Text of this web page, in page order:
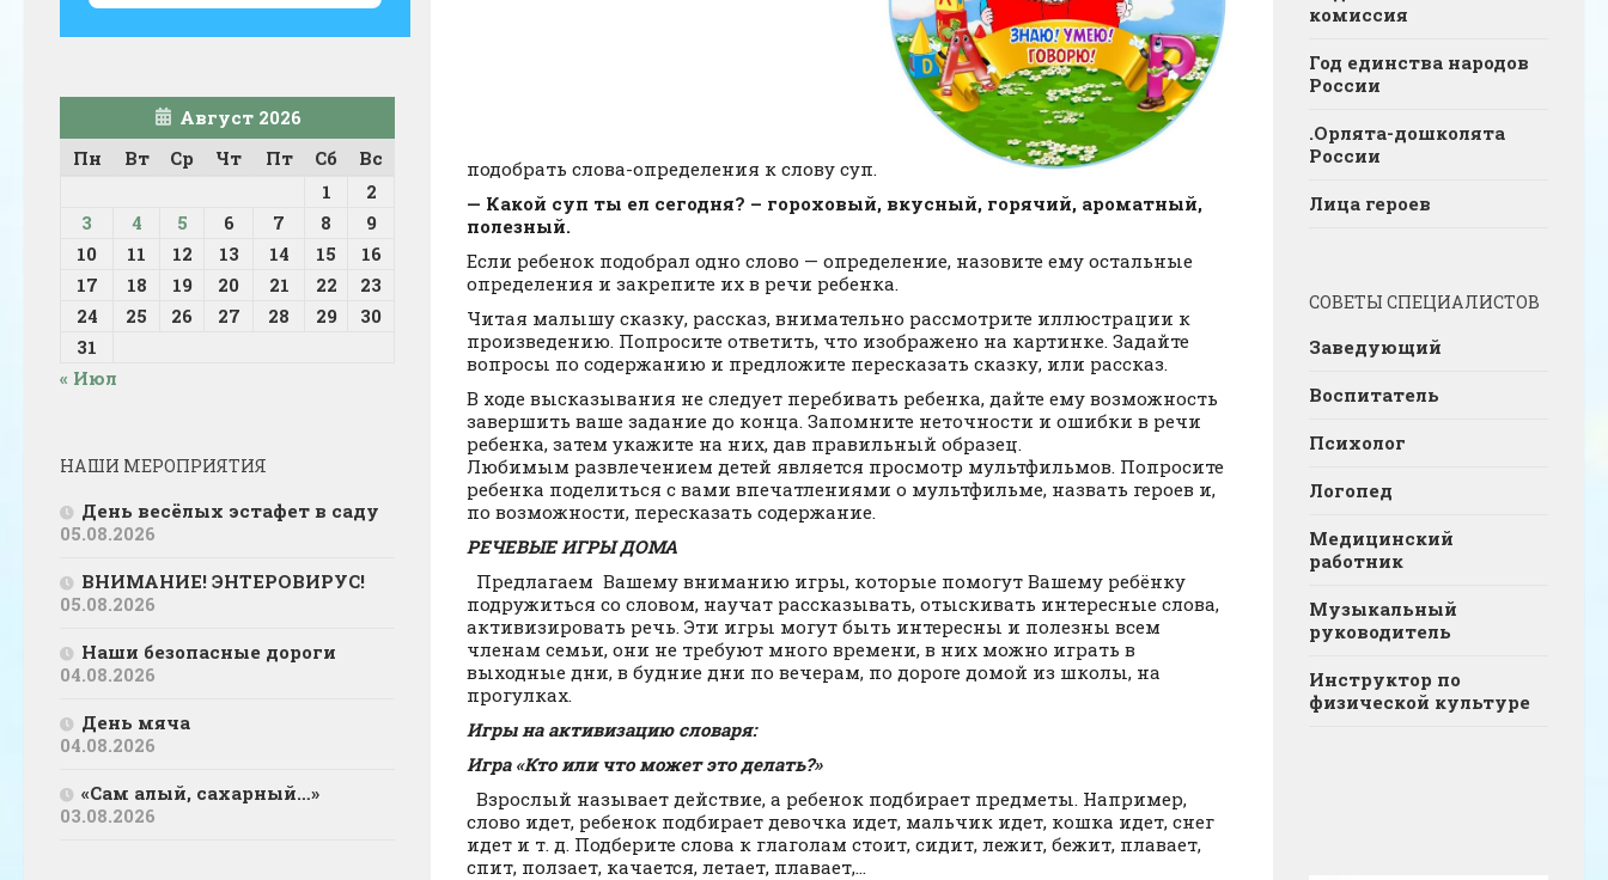
подобрать слова-определения к слову суп.
— Какой суп ты ел сегодня? – гороховый, вкусный, горячий, ароматный,
полезный.
Если ребенок подобрал одно слово — определение, назовите ему остальные
определения и закрепите их в речи ребенка.
Читая малышу сказку, рассказ, внимательно рассмотрите иллюстрации к
произведению. Попросите ответить, что изображено на картинке. Задайте
вопросы по содержанию и предложите пересказать сказку, или рассказ.
В ходе высказывания не следует перебивать ребенка, дайте ему возможность
завершить ваше задание до конца. Запомните неточности и ошибки в речи
ребенка, затем укажите на них, дав правильный образец.
Любимым развлечением детей является просмотр мультфильмов. Попросите
ребенка поделиться с вами впечатлениями о мультфильме, назвать героев и,
по возможности, пересказать содержание.
РЕЧЕВЫЕ ИГРЫ ДОМА
Предлагаем Вашему вниманию игры, которые помогут Вашему ребёнку
подружиться со словом, научат рассказывать, отыскивать интересные слова,
активизировать речь. Эти игры могут быть интересны и полезны всем
членам семьи, они не требуют много времени, в них можно играть в
выходные дни, в будние дни по вечерам, по дороге домой из школы, на
прогулках.
Игры на активизацию словаря:
Игра «Кто или что может это делать?»
Взрослый называет действие, а ребенок подбирает предметы. Например,
слово идет, ребенок подбирает девочка идет, мальчик идет, кошка идет, снег
идет и т. д. Подберите слова к глаголам стоит, сидит, лежит, бежит, плавает,
спит, ползает, качается, летает, плавает,…
Август 2026
Пн
Вт Ср Чт Пт Сб
Вс
1
2
3
4 5 6 7 8
9
10
11 12 13 14 15
16
17
18 19 20 21 22
23
24
25 26 27 28 29
30
31
« Июл
НАШИ МЕРОПРИЯТИЯ
День весёлых эстафет в саду
05.08.2026
ВНИМАНИЕ! ЭНТЕРОВИРУС!
05.08.2026
Наши безопасные дороги
04.08.2026
День мяча
04.08.2026
«Сам алый, сахарный…»
03.08.2026
комиссия
Год единства народов
России
.Орлята-дошколята
России
Лица героев
СОВЕТЫ СПЕЦИАЛИСТОВ
Заведующий
Воспитатель
Психолог
Логопед
Медицинский
работник
Музыкальный
руководитель
Инструктор по
физической культуре